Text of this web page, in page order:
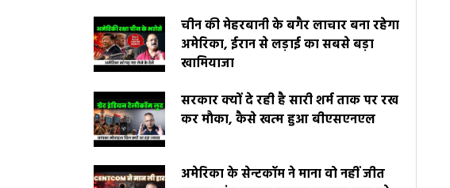
चीन की मेहरबानी के बगैर लाचार बना रहेगा
अमेरिका, ईरान से लड़ाई का सबसे बड़ा
खामियाजा
सरकार क्यों दे रही है सारी शर्म ताक पर रख
कर मौका, कैसे खत्म हुआ बीएसएनएल
अमेरिका के सेन्टकॉम ने माना वो नहीं जीत